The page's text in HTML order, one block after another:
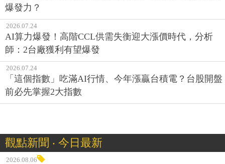
爆發力？
2026.07.24
AI算力爆發！高階CCL供需失衡迎大漲價時代，分析
師：2台廠獲利有望爆發
2026.07.24
「這個指數」吃滿AI行情、今年漲贏台積電？台股開盤
前必先掌握2大指數
觀點新聞 ‧ 今日最新
2026.08.06